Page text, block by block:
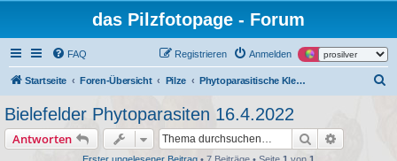
das Pilzfotopage - Forum
FAQ Anmelden
Registrieren
Startseite Foren-Übersicht Pilze Phytoparasitische Kleinpilze und tierische Gallen an Pflanzen
Bielefelder Phytoparasiten 16.4.2022
Antworten Suche